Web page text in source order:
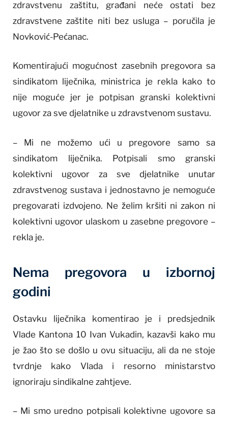
zdravstvenu zaštitu, građani neće ostati bez
zdravstvene zaštite niti bez usluga – poručila je
Novković-Pećanac.
Komentirajući mogućnost zasebnih pregovora sa
sindikatom liječnika, ministrica je rekla kako to
nije moguće jer je potpisan granski kolektivni
ugovor za sve djelatnike u zdravstvenom sustavu.
– Mi ne možemo ući u pregovore samo sa
sindikatom liječnika. Potpisali smo granski
kolektivni ugovor za sve djelatnike unutar
zdravstvenog sustava i jednostavno je nemoguće
pregovarati izdvojeno. Ne želim kršiti ni zakon ni
kolektivni ugovor ulaskom u zasebne pregovore –
rekla je.
Nema pregovora u izbornoj
godini
Ostavku liječnika komentirao je i predsjednik
Vlade Kantona 10 Ivan Vukadin, kazavši kako mu
je žao što se došlo u ovu situaciju, ali da ne stoje
tvrdnje kako Vlada i resorno ministarstvo
ignoriraju sindikalne zahtjeve.
– Mi smo uredno potpisali kolektivne ugovore sa